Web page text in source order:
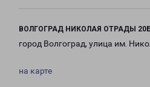
ВОЛГОГРАД НИКОЛАЯ ОТРАДЫ
город Волгоград, улица им.
на карте